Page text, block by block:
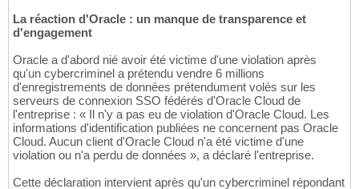
La réaction d'Oracle : un manque de transparence et
d'engagement
Oracle a d'abord nié avoir été victime d'une violation après
qu'un cybercriminel a prétendu vendre 6 millions
d'enregistrements de données prétendument volés sur les
serveurs de connexion SSO fédérés d'Oracle Cloud de
l'entreprise : « Il n'y a pas eu de violation d'Oracle Cloud. Les
informations d'identification publiées ne concernent pas Oracle
Cloud. Aucun client d'Oracle Cloud n'a été victime d'une
violation ou n'a perdu de données », a déclaré l'entreprise.
Cette déclaration intervient après qu'un cybercriminel répondant